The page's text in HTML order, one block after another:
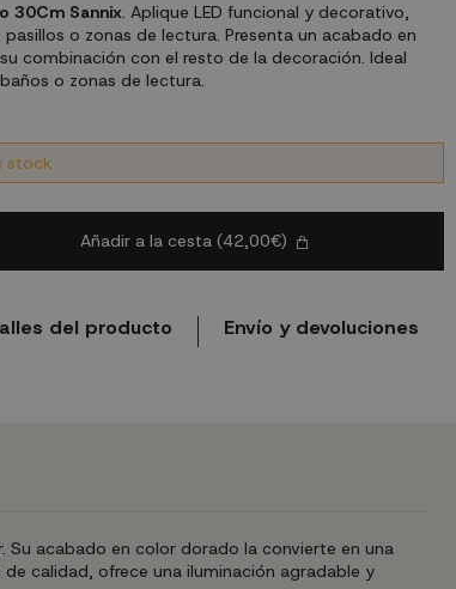
30Cm Sannix. Aplique LED funcional y decorativo,
o zonas de lectura. Presenta un acabado en
combinación con el resto de la decoración. Ideal
o zonas de lectura.
stock
Añadir a la cesta (42,00€)
del producto Envío y devoluciones
acabado en color dorado la convierte en una
calidad, ofrece una iluminación agradable y